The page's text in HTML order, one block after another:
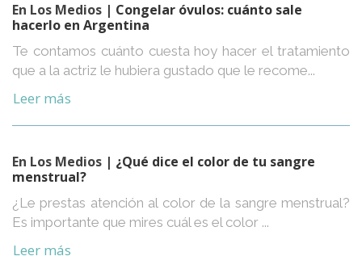
En Los Medios | Congelar óvulos: cuánto sale
hacerlo en Argentina
Te contamos cuánto cuesta hoy hacer el tratamiento
que a la actriz le hubiera gustado que le recome...
Leer más
En Los Medios | ¿Qué dice el color de tu sangre
menstrual?
¿Le prestas atención al color de la sangre menstrual?
Es importante que mires cuál es el color ...
Leer más